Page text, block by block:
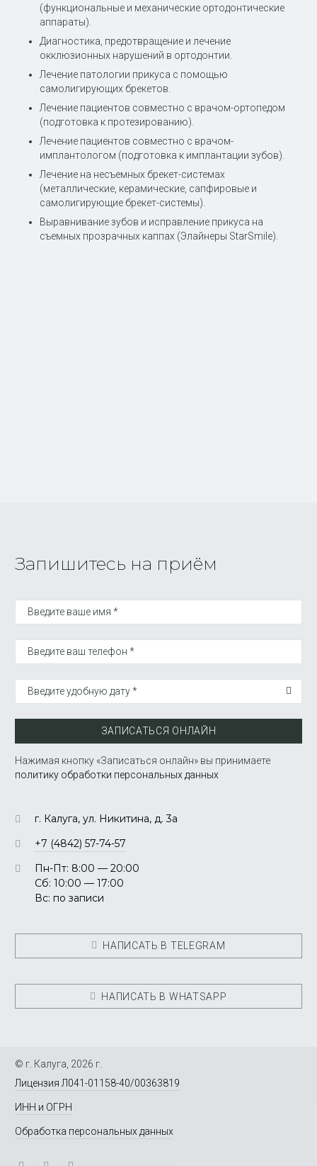
(функциональные и механические ортодонтические
аппараты).
Диагностика, предотвращение и лечение
окклюзионных нарушений в ортодонтии.
Лечение патологии прикуса с помощью
самолигирующих брекетов.
Лечение пациентов совместно с врачом-ортопедом
(подготовка к протезированию).
Лечение пациентов совместно с врачом-
имплантологом (подготовка к имплантации зубов).
Лечение на несъемных брекет-системах
(металлические, керамические, сапфировые и
самолигирующие брекет-системы).
Выравнивание зубов и исправление прикуса на
съемных прозрачных каппах (Элайнеры StarSmile).
Запишитесь на приём
Введите ваше имя *
Введите ваш телефон *
Введите удобную дату *
ЗАПИСАТЬСЯ ОНЛАЙН
Нажимая кнопку «Записаться онлайн» вы принимаете
политику обработки персональных данных
г. Калуга, ул. Никитина, д. 3а
+7 (4842) 57-74-57
Пн-Пт: 8:00 — 20:00
Сб: 10:00 — 17:00
Вс: по записи
НАПИСАТЬ В TELEGRAM
НАПИСАТЬ В WHATSAPP
© г. Калуга, 2026 г.
Лицензия Л041-01158-40/00363819
ИНН и ОГРН
Обработка персональных данных